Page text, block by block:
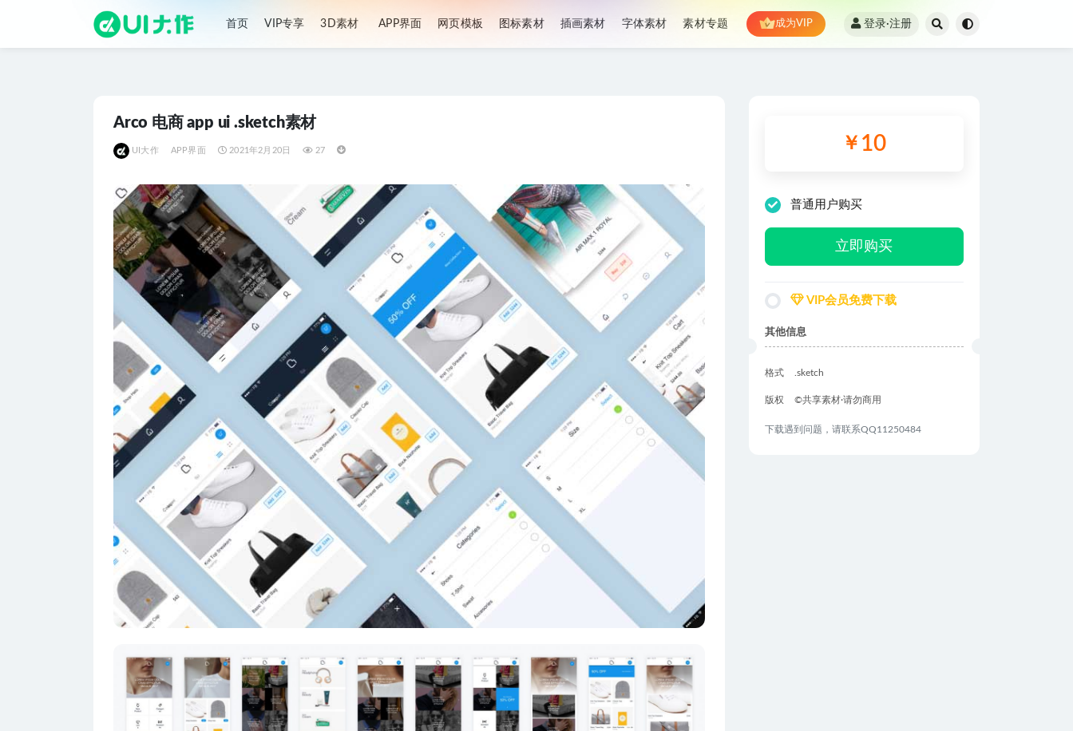
首页 VIP专享 3D素材 APP界面 网页模板 图标素材 插画素材 字体素材 素材专题 成为VIP 登录·注册
Arco 电商 app ui .sketch素材
UI大作 APP界面 2021年2月20日 27 ￥ 10
普通用户购买
立即购买
VIP会员免费下载
其他信息
格式 .sketch
版权 ©共享素材·请勿商用
下载遇到问题，请联系QQ11250484